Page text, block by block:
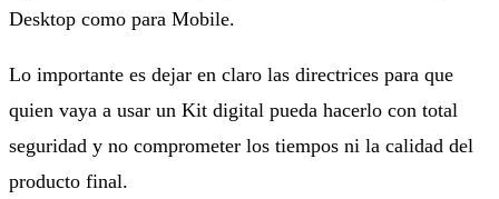
Desktop como para Mobile.
Lo importante es dejar en claro las directrices para que
quien vaya a usar un Kit digital pueda hacerlo con total
seguridad y no comprometer los tiempos ni la calidad del
producto final.